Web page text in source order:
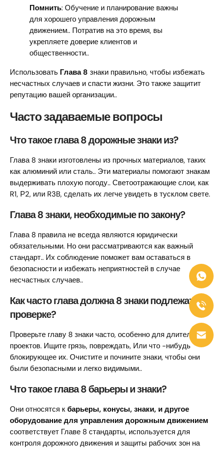
Помнить: Обучение и планирование важны
для хорошего управления дорожным
движением.. Потратив на это время, вы
укрепляете доверие клиентов и
общественности..
Использовать Глава 8 знаки правильно, чтобы избежать
несчастных случаев и спасти жизни. Это также защитит
репутацию вашей организации..
Часто задаваемые вопросы
Что такое глава 8 дорожные знаки из?
Глава 8 знаки изготовлены из прочных материалов, таких
как алюминий или сталь.. Эти материалы помогают знакам
выдерживать плохую погоду.. Светоотражающие слои, как
R1, Р2, или R3B, сделать их легче увидеть в тусклом свете.
Глава 8 знаки, необходимые по закону?
Глава 8 правила не всегда являются юридически
обязательными. Но они рассматриваются как важный
стандарт.. Их соблюдение поможет вам оставаться в
безопасности и избежать неприятностей в случае
несчастных случаев..
Как часто глава должна 8 знаки подлежат
проверке?
Проверьте главу 8 знаки часто, особенно для длительных
проектов. Ищите грязь, повреждать, Или что -нибудь
блокирующее их. Очистите и почините знаки, чтобы они
были безопасными и легко видимыми..
Что такое глава 8 барьеры и знаки?
Они относятся к барьеры, конусы, знаки, и другое
оборудование для управления дорожным движением
соответствует Главе 8 стандарты, используется для
контроля дорожного движения и защиты рабочих зон на